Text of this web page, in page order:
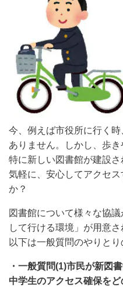
今、例えば市役所に行く
ありません。しかし、歩
特に新しい図書館が建設
気軽に、安心してアクセ
か？
図書館について様々な協
して行ける環境」が用意
以下は一般質問のやりとり
・一般質問(1)市民が新図
中学生のアクセス確保をど